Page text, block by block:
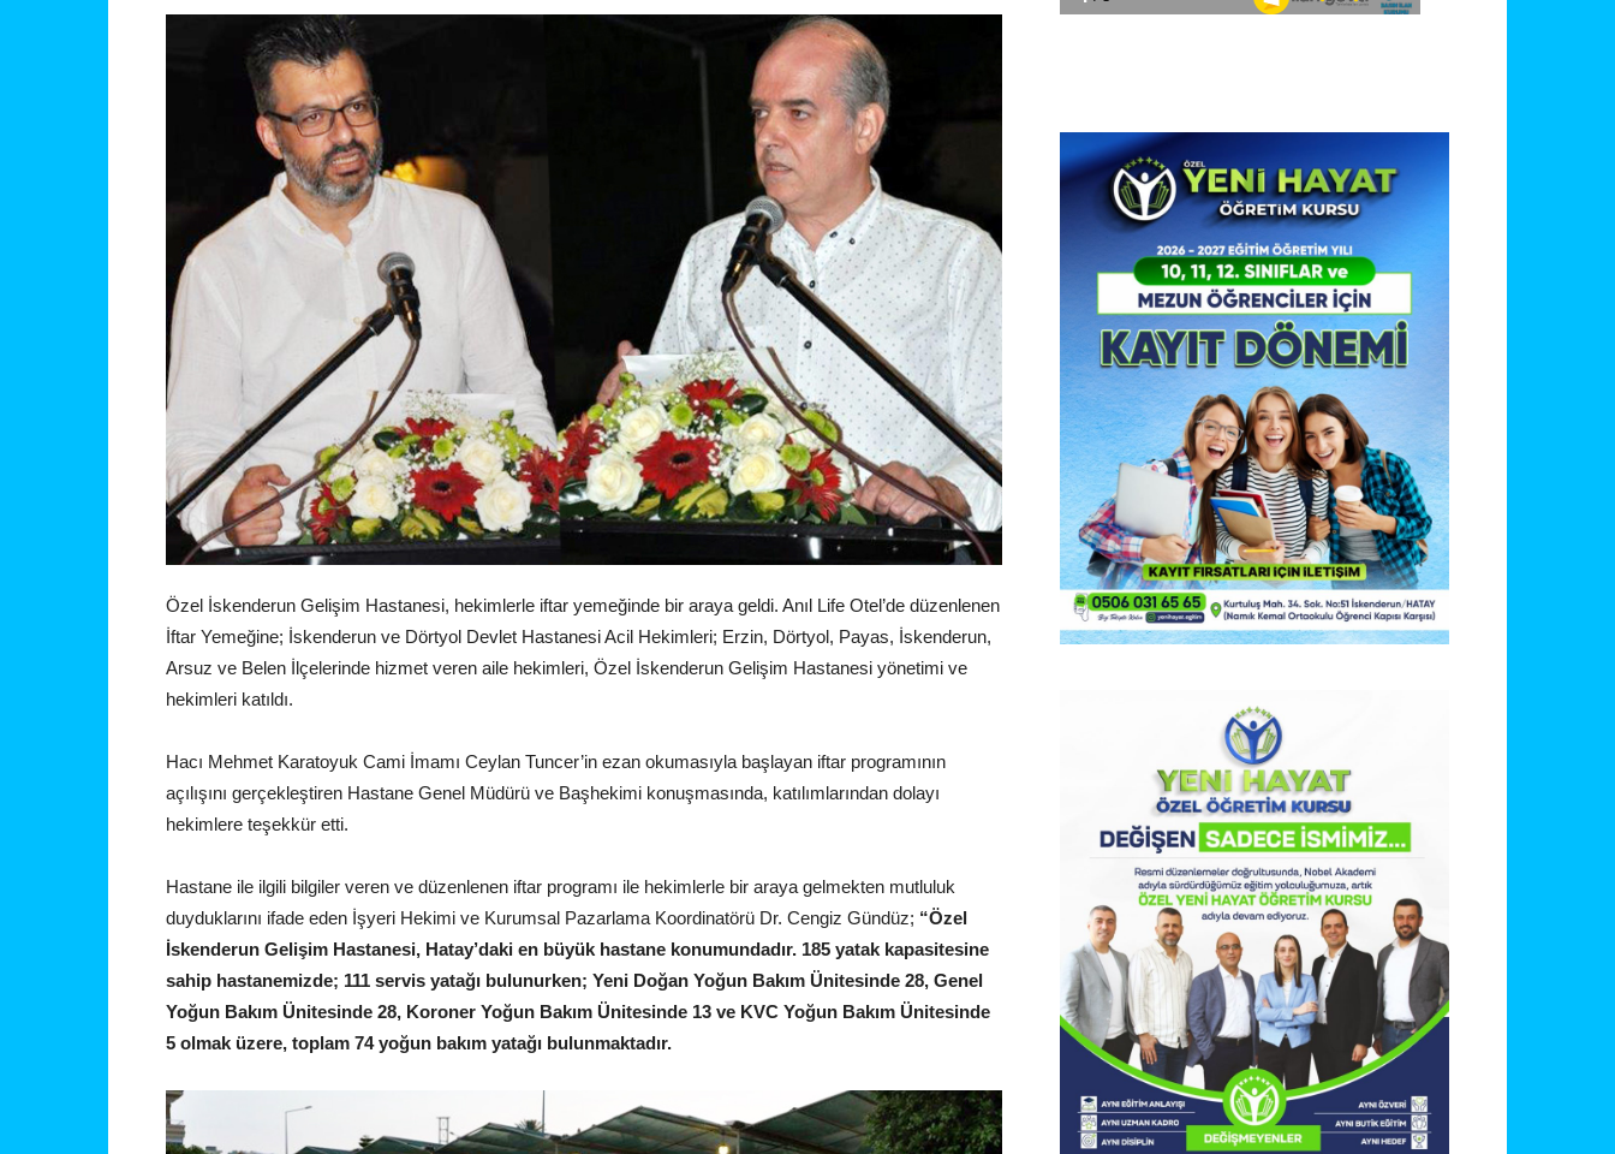
Özel İskenderun Gelişim Hastanesi, hekimlerle iftar yemeğinde bir araya geldi. Anıl Life Otel’de düzenlenen
İftar Yemeğine; İskenderun ve Dörtyol Devlet Hastanesi Acil Hekimleri; Erzin, Dörtyol, Payas, İskenderun,
Arsuz ve Belen İlçelerinde hizmet veren aile hekimleri, Özel İskenderun Gelişim Hastanesi yönetimi ve
hekimleri katıldı.
Hacı Mehmet Karatoyuk Cami İmamı Ceylan Tuncer’in ezan okumasıyla başlayan iftar programının
açılışını gerçekleştiren Hastane Genel Müdürü ve Başhekimi konuşmasında, katılımlarından dolayı
hekimlere teşekkür etti.
Hastane ile ilgili bilgiler veren ve düzenlenen iftar programı ile hekimlerle bir araya gelmekten mutluluk
duyduklarını ifade eden İşyeri Hekimi ve Kurumsal Pazarlama Koordinatörü Dr. Cengiz Gündüz; “Özel
İskenderun Gelişim Hastanesi, Hatay’daki en büyük hastane konumundadır. 185 yatak kapasitesine
sahip hastanemizde; 111 servis yatağı bulunurken; Yeni Doğan Yoğun Bakım Ünitesinde 28, Genel
Yoğun Bakım Ünitesinde 28, Koroner Yoğun Bakım Ünitesinde 13 ve KVC Yoğun Bakım Ünitesinde
5 olmak üzere, toplam 74 yoğun bakım yatağı bulunmaktadır.